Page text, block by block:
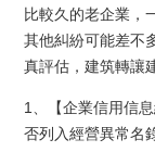
比較久的老企業，
其他糾紛可能差不
真評估，建筑轉讓
1、【企業信用信
否列入經營異常名